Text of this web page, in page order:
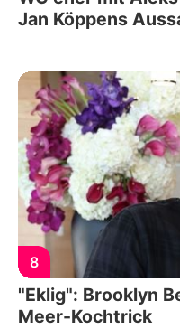
Jan Köppens
8
"Eklig": Brooklyn
Meer-Kochtrick